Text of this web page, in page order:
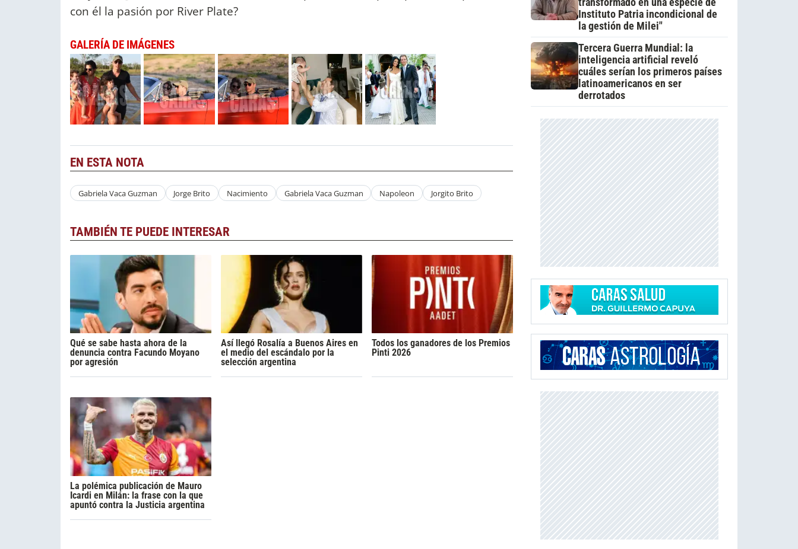
con él la pasión por River Plate?
GALERÍA DE IMÁGENES
EN ESTA NOTA
Gabriela Vaca Guzman Jorge Brito Nacimiento Gabriela Vaca Guzman Napoleon Jorgito Brito
TAMBIÉN TE PUEDE INTERESAR
Qué se sabe hasta ahora de la
denuncia contra Facundo Moyano
por agresión
Así llegó Rosalía a Buenos Aires en
el medio del escándalo por la
selección argentina
Todos los ganadores de los Premios
Pinti 2026
La polémica publicación de Mauro
Icardi en Milán: la frase con la que
apuntó contra la Justicia argentina
Instituto Patria incondicional de
la gestión de Milei"
Tercera Guerra Mundial: la
inteligencia artificial reveló
cuáles serían los primeros países
latinoamericanos en ser
derrotados